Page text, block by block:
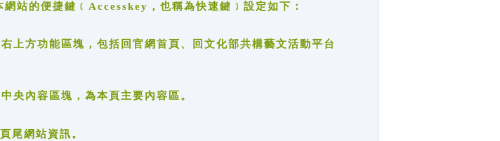
的便捷鍵﹝Accesskey，也稱為快速鍵﹞設定如下：
功能區塊，包括回官網首頁、回文化部共構藝文活動平台
內容區塊，為本頁主要內容區。
網站資訊。